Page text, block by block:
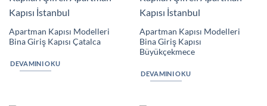
Apartman Kapısı Modelleri
Bina Giriş Kapısı Çatalca
DEVAMINI OKU
Apartman Kapısı Modelleri
Bina Giriş Kapısı
Büyükçekmece
DEVAMINI OKU